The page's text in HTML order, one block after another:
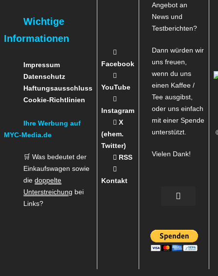
Wichtige
Informationen
Impressum
Datenschutz
Haftungsausschluss
Cookie-Richtlinien
Ihre Werbung auf
MYC-Media.de
🛒 Was bedeutet der
Einkaufswagen sowie
diedoppelte
Unterstreichung bei
Links?
Facebook
YouTube
Instagram
X
(ehem.
Twitter)
RSS
Kontakt
Angebot an
News und
Testberichten?
Dann würden wir
uns freuen,
wenn du uns
einen Kaffee /
Tee ausgibst,
oder uns einfach
mit einer Spende
unterstützt.
Vielen Dank!